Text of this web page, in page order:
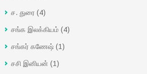
ச. துரை (4)
சங்க இலக்கியம் (4)
சங்கர் கணேஷ் (1)
சசி இனியன் (1)